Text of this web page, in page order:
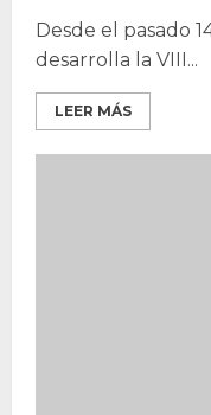
Desde el pasado
desarrolla la VIII...
LEER MÁS